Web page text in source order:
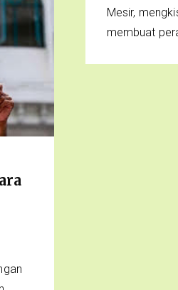
Mesir,
membuat